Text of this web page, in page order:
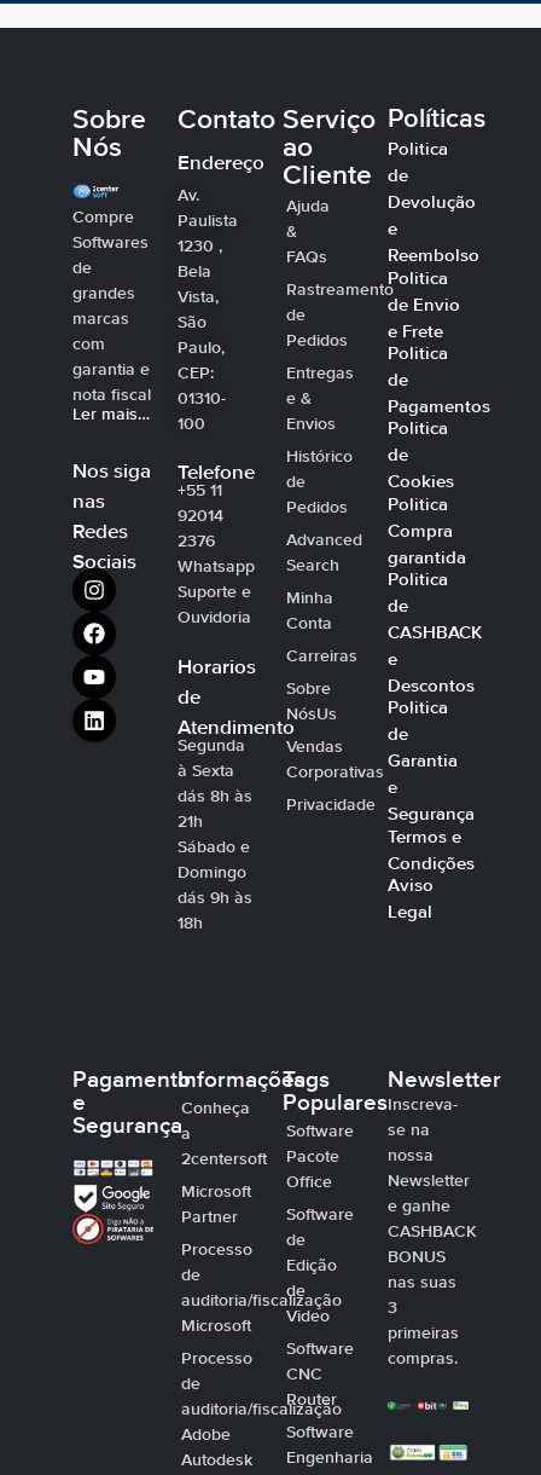
Sobre
Nós
Compre
Softwares
de
grandes
marcas
com
garantia e
nota fiscal
Ler mais…
Nos siga
nas
Redes
Sociais
Contato
Endereço
Av.
Paulista
1230 ,
Bela
Vista,
São
Paulo,
CEP:
01310-
100
Telefone
+55 11
92014
2376
Whatsapp
Suporte e
Ouvidoria
Horarios
de
Atendimento
Segunda
à Sexta
dás 8h às
21h
Sábado e
Domingo
dás 9h às
18h
Serviço
ao
Cliente
Ajuda
&
FAQs
Rastreamento
de
Pedidos
Entregas
e &
Envios
Histórico
de
Pedidos
Advanced
Search
Minha
Conta
Carreiras
Sobre
NósUs
Vendas
Corporativas
Privacidade
Políticas
Politica
de
Devolução
e
Reembolso
Politica
de Envio
e Frete
Politica
de
Pagamentos
Politica
de
Cookies
Politica
Compra
garantida
Politica
de
CASHBACK
e
Descontos
Politica
de
Garantia
e
Segurança
Termos e
Condições
Aviso
Legal
Pagamento
e
Segurança
Informações
Conheça
a
2centersoft
Microsoft
Partner
Processo
de
auditoria/fiscalização
Microsoft
Processo
de
auditoria/fiscalização
Adobe
Autodesk
Tags
Populares
Software
Pacote
Office
Software
de
Edição
de
Video
Software
CNC
Router
Software
Engenharia
Newsletter
Inscreva-
se na
nossa
Newsletter
e ganhe
CASHBACK
BONUS
nas suas
3
primeiras
compras.